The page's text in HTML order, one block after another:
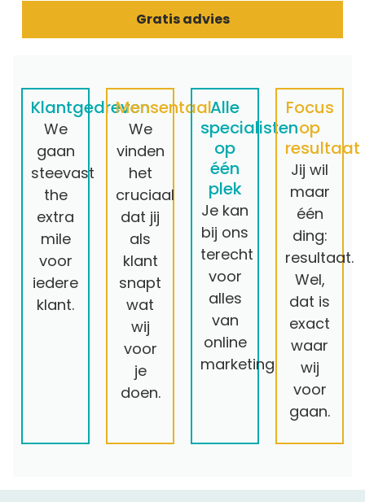
Gratis advies
Klantgedreven
We
gaan
steevast
the
extra
mile
voor
iedere
klant.
Mensentaal
We
vinden
het
cruciaal
dat jij
als
klant
snapt
wat
wij
voor
je
doen.
Alle
specialisten
op
één
plek
Je kan
bij ons
terecht
voor
alles
van
online
marketing.
Focus
op
resultaat
Jij wil
maar
één
ding:
resultaat.
Wel,
dat is
exact
waar
wij
voor
gaan.